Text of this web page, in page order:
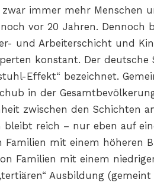
immer mehr Menschen
vor 20 Jahren. Dennoch
und Arbeiterschicht und
konstant. Der deutsche
Effekt“ bezeichnet.
in der
zwischen den Schichten
reich – nur eben auf
Familien mit einem höheren
Familien mit einem
Ausbildung